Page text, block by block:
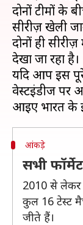
दोनों टीमों के
सीरीज़ खेली
दोनों ही
देखा जा रहा है।
यदि आप इस
वेस्टइंडीज पर
आंकड़े
सभी
2010 से
कुल 16 टेस्ट
जीते हैं।